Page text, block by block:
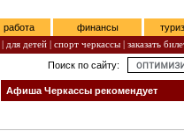
работа финансы
| для детей | спорт черкассы | заказать
Поиск по сайту:
Афиша Черкассы рекомендует